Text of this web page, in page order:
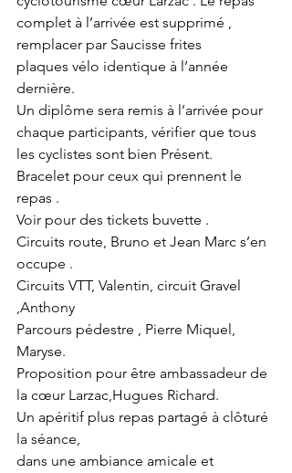
complet à l’arrivée est supprimé ,
remplacer par Saucisse frites
plaques vélo identique à l’année
dernière.
Un diplôme sera remis à l’arrivée pour
chaque participants, vérifier que tous
les cyclistes sont bien Présent.
Bracelet pour ceux qui prennent le
repas .
Voir pour des tickets buvette .
Circuits route, Bruno et Jean Marc s’en
occupe .
Circuits VTT, Valentin, circuit Gravel
,Anthony
Parcours pédestre , Pierre Miquel,
Maryse.
Proposition pour être ambassadeur de
la cœur Larzac,Hugues Richard.
Un apéritif plus repas partagé à clôturé
la séance,
dans une ambiance amicale et